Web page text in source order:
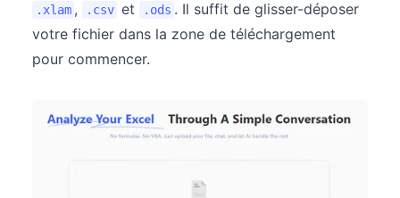
.xlam , .csv et .ods . Il suffit de glisser-déposer
votre fichier dans la zone de téléchargement
pour commencer.